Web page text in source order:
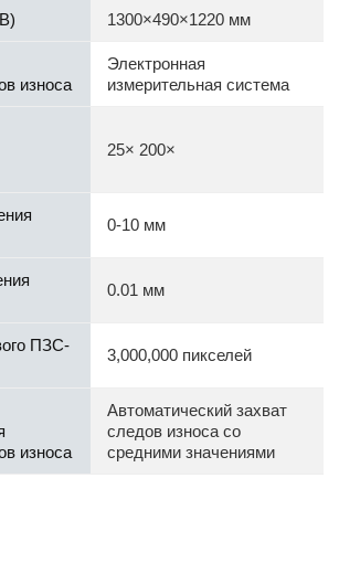
1300×490×1220 мм
износа
Электронная
измерительная система
25× 200×
0-10 мм
0.01 мм
ПЗС-
3,000,000 пикселей
износа
Автоматический захват
следов износа со
средними значениями